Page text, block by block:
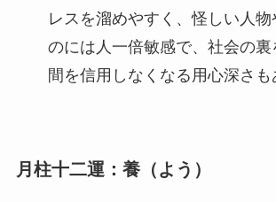
レスを溜めやすく、怪しい人物
のには人一倍敏感で、社会の
間を信用しなくなる用心深さも
月柱十二運：養（よう）